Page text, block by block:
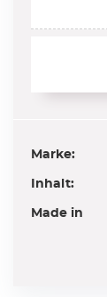
Marke:
Inhalt:
Made in